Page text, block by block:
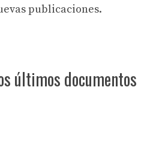
publicaciones.
últimos documentos